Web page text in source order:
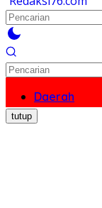
Daerah
Nasional
Politik
tutup